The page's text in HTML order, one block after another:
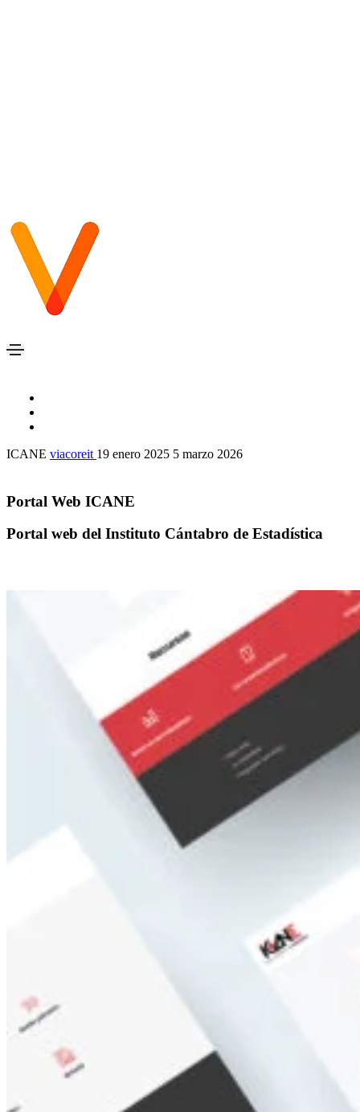
ICANE viacoreit 19 enero 2025 5 marzo 2026
Portal Web ICANE
Portal web del Instituto Cántabro de Estadística